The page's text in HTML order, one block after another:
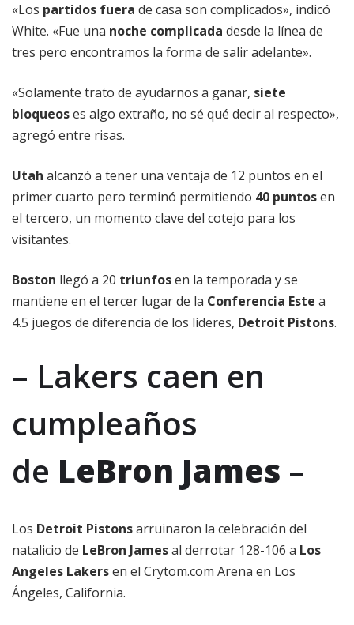
«Los partidos fuera de casa son complicados», indicó
White. «Fue una noche complicada desde la línea de
tres pero encontramos la forma de salir adelante».
«Solamente trato de ayudarnos a ganar, siete
bloqueoses algo extraño, no sé qué decir al respecto»,
agregó entre risas.
Utah alcanzó a tener una ventaja de 12 puntos en el
primer cuarto pero terminó permitiendo 40 puntosen
el tercero, un momento clave del cotejo para los
visitantes.
Boston llegó a 20 triunfosen la temporada y se
mantiene en el tercer lugar de la Conferencia Este a
4.5 juegos de diferencia de los líderes, Detroit Pistons.
– Lakers caen en
cumpleaños
de LeBron James –
Los Detroit Pistonsarruinaron la celebración del
natalicio de LeBron Jamesal derrotar 128-106 a Los
Angeles Lakersen el Crytom.com Arena en Los
Ángeles, California.